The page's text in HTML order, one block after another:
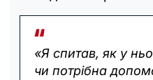
«Я спитав, як у
чи потрібна